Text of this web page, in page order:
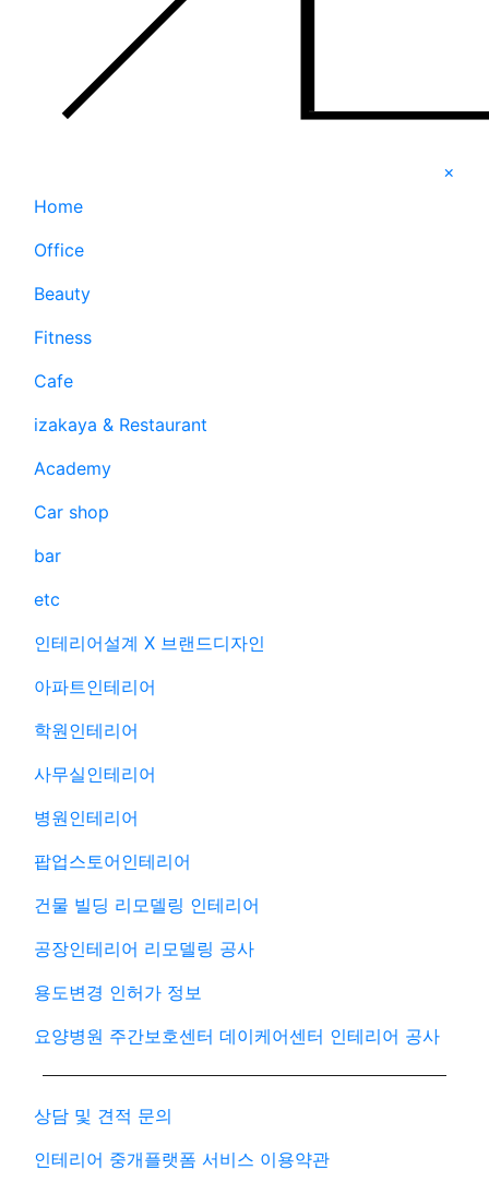
×
Home
Office
Beauty
Fitness
Cafe
izakaya & Restaurant
Academy
Car shop
bar
etc
인테리어설계 X 브랜드디자인
아파트인테리어
학원인테리어
사무실인테리어
병원인테리어
팝업스토어인테리어
건물 빌딩 리모델링 인테리어
공장인테리어 리모델링 공사
용도변경 인허가 정보
요양병원 주간보호센터 데이케어센터 인테리어 공사
상담 및 견적 문의
인테리어 중개플랫폼 서비스 이용약관